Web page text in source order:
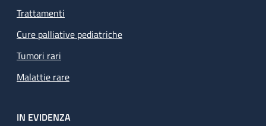
Trattamenti
Cure palliative pediatriche
Tumori rari
Malattie rare
IN EVIDENZA